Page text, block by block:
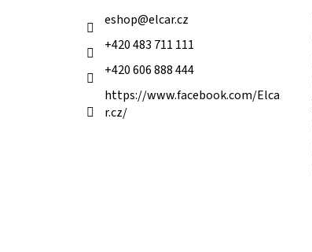
eshop@elcar.cz
+420 483 711 111
+420 606 888 444
https://www.facebook.com/Elca
r.cz/